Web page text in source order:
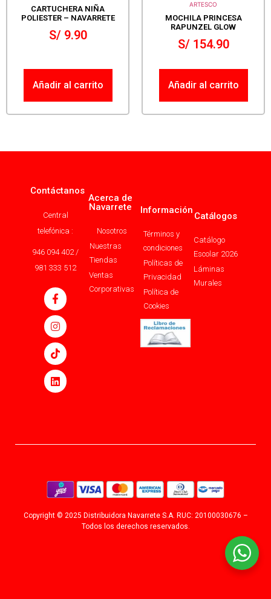
CARTUCHERA NIÑA
POLIESTER – NAVARRETE
S/9.90
Añadir al carrito
ARTESCO
MOCHILA PRINCESA
RAPUNZEL GLOW
S/154.90
Añadir al carrito
Contáctanos
Central
telefónica :
946 094 402 /
981 333 512
Acerca de
Navarrete
Nosotros
Nuestras
Tiendas
Ventas
Corporativas
Información
Términos y
condiciones
Políticas de
Privacidad
Política de
Cookies
Catálogos
Catálogo
Escolar 2026
Láminas
Murales
Copyright © 2025 Distribuidora Navarrete S.A. RUC: 20100030676 –
Todos los derechos reservados.